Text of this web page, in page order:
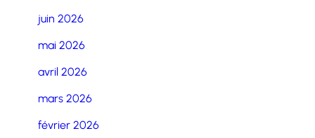
juin 2026
mai 2026
avril 2026
mars 2026
février 2026